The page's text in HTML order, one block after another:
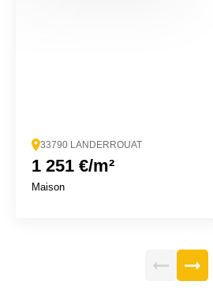
33790 LANDERROUAT
1 251 €/m²
Maison